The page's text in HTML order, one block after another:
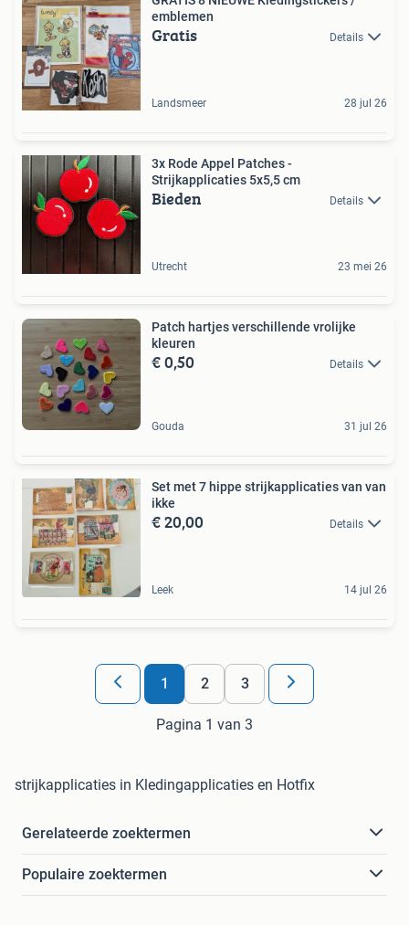
emblemen
Gratis Details
Landsmeer 28 jul 26
3x Rode Appel Patches -
Strijkapplicaties 5x5,5 cm
Bieden Details
Utrecht 23 mei 26
Patch hartjes verschillende vrolijke
kleuren
€ 0,50 Details
Gouda 31 jul 26
Set met 7 hippe strijkapplicaties van van
ikke
€ 20,00 Details
Leek 14 jul 26
1 2 3
Pagina 1 van 3
strijkapplicaties in Kledingapplicaties en Hotfix
Gerelateerde zoektermen
Populaire zoektermen